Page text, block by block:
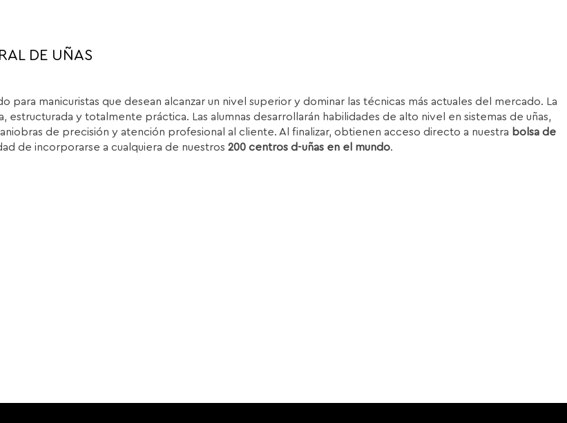
DE UÑAS
para manicuristas que desean alcanzar un nivel superior y dominar las técnicas más actuales del mercado. La
estructurada y totalmente práctica. Las alumnas desarrollarán habilidades de alto nivel en sistemas de uñas,
de precisión y atención profesional al cliente. Al finalizar, obtienen acceso directo a nuestra bolsa de
de incorporarse a cualquiera de nuestros200 centros d-uñas en el mundo.